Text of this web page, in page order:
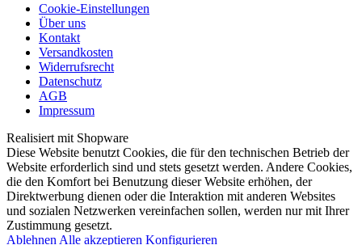
Cookie-Einstellungen
Über uns
Kontakt
Versandkosten
Widerrufsrecht
Datenschutz
AGB
Impressum
Realisiert mit Shopware
Diese Website benutzt Cookies, die für den technischen Betrieb der
Website erforderlich sind und stets gesetzt werden. Andere Cookies,
die den Komfort bei Benutzung dieser Website erhöhen, der
Direktwerbung dienen oder die Interaktion mit anderen Websites
und sozialen Netzwerken vereinfachen sollen, werden nur mit Ihrer
Zustimmung gesetzt.
Ablehnen Alle akzeptieren Konfigurieren